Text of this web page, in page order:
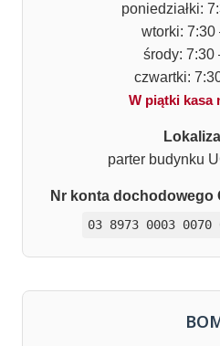
poniedziałki:
wtorki: 7:30
środy: 7:30
czwartki:
W piątki kasa
parter budynku
Nr konta dochodowego
03 8973 0003 0070